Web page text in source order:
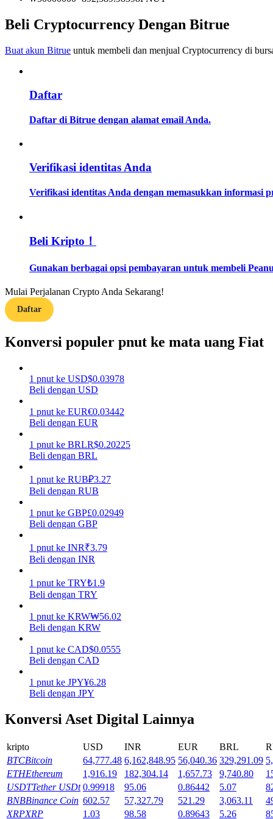
Nikmati pembagian keuntungan dan komisi copy trading
Analisis data besar termasuk info perdagangan, dll.
Memandu
Panduan Pemula Berjangka
Strategi perdagangan
Menghasilkan
Babi Kekuatan
Dapatkan imbalan kompetitif setiap hari
Beli Cryptocurrency Dengan Bitrue
Buat akun Bitrue untuk membeli dan menjual Cryptocurrency di
Daftar
Daftar di Bitrue dengan alamat email Anda.
Verifikasi identitas Anda
Verifikasi identitas Anda dengan memasukkan informasi
Beli Kripto！
Gunakan berbagai opsi pembayaran untuk membeli
Mulai Perjalanan Crypto Anda Sekarang!
Daftar
Konversi populer pnut ke mata uang Fiat
1 pnut ke USD$0.03978
Beli dengan USD
1 pnut ke EUR€0.03442
Beli dengan EUR
1 pnut ke BRLR$0.20225
Beli dengan BRL
1 pnut ke RUB₽3.27
Beli dengan RUB
1 pnut ke GBP£0.02949
Beli dengan GBP
1 pnut ke INR₹3.79
Beli dengan INR
1 pnut ke TRY₺1.9
Beli dengan TRY
1 pnut ke KRW₩56.02
Beli dengan KRW
1 pnut ke CAD$0.0555
Beli dengan CAD
1 pnut ke JPY¥6.28
Beli dengan JPY
Konversi Aset Digital Lainnya
kripto USD INR EUR BRL
BTCBitcoin 64,777.48 6,162,848.95 56,040.36 329,291.09
ETHEthereum 1,916.19 182,304.14 1,657.73 9,740.80
USDTTether USDt 0.99918 95.06 0.86442 5.07
BNBBinance Coin 602.57 57,327.79 521.29 3,063.11
XRPXRP 1.03 98.58 0.89643 5.26